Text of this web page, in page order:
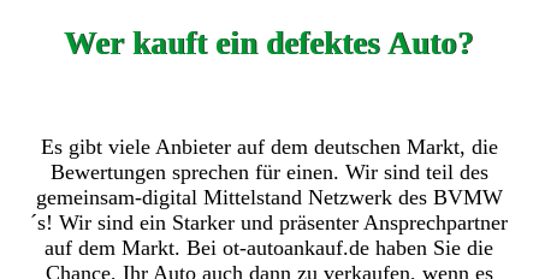
Wer kauft ein defektes Auto?
Es gibt viele Anbieter auf dem deutschen Markt, die
Bewertungen sprechen für einen. Wir sind teil des
gemeinsam-digital Mittelstand Netzwerk des BVMW
´s! Wir sind ein Starker und präsenter Ansprechpartner
auf dem Markt. Bei ot-autoankauf.de haben Sie die
Chance, Ihr Auto auch dann zu verkaufen, wenn es